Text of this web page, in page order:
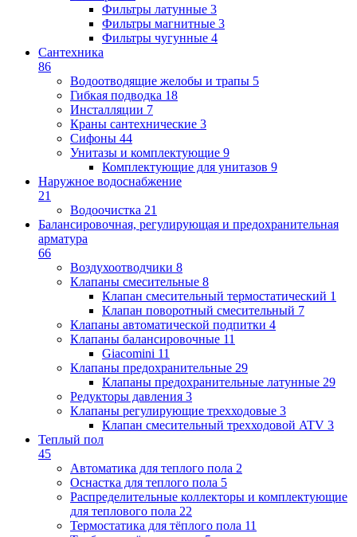
Фильтры латунные 3
Фильтры магнитные 3
Фильтры чугунные 4
Сантехника
86
Водоотводящие желобы и трапы 5
Гибкая подводка 18
Инсталляции 7
Краны сантехнические 3
Сифоны 44
Унитазы и комплектующие 9
Комплектующие для унитазов 9
Наружное водоснабжение
21
Водоочистка 21
Балансировочная, регулирующая и предохранительная
арматура
66
Воздухоотводчики 8
Клапаны cмесительные 8
Клапан cмесительный термостатический 1
Клапан поворотный cмесительный 7
Клапаны автоматической подпитки 4
Клапаны балансировочные 11
Giacomini 11
Клапаны предохранительные 29
Клапаны предохранительные латунные 29
Редукторы давления 3
Клапаны регулирующие трехходовые 3
Клапан смесительный трехходовой ATV 3
Теплый пол
45
Автоматика для теплого пола 2
Оснастка для теплого пола 5
Распределительные коллекторы и комплектующие
для теплового пола 22
Термостатика для тёплого пола 11